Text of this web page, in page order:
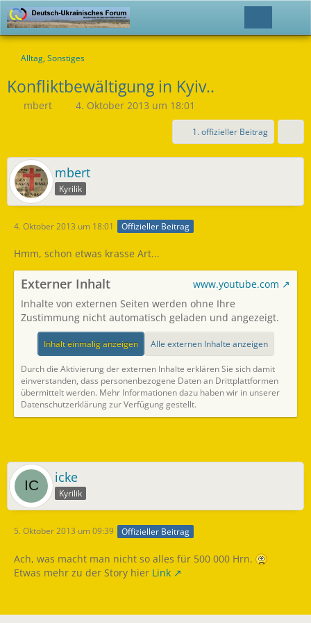
Alltag, Sonstiges
Konfliktbewältigung in Kyiv..
mbert 4. Oktober 2013 um 18:01
1. offizieller Beitrag
mbert
Kyrilik
4. Oktober 2013 um 18:01 Offizieller Beitrag
Hmm, schon etwas krasse Art...
Externer Inhalt
www.youtube.com
Inhalte von externen Seiten werden ohne Ihre
Zustimmung nicht automatisch geladen und angezeigt.
Inhalt einmalig anzeigen Alle externen Inhalte anzeigen
Durch die Aktivierung der externen Inhalte erklären Sie sich damit
einverstanden, dass personenbezogene Daten an Drittplattformen
übermittelt werden. Mehr Informationen dazu haben wir in unserer
Datenschutzerklärung zur Verfügung gestellt.
icke
Kyrilik
5. Oktober 2013 um 09:39 Offizieller Beitrag
Ach, was macht man nicht so alles für 500 000 Hrn.
Etwas mehr zu der Story hier Link